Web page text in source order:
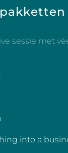
sessie met
into a